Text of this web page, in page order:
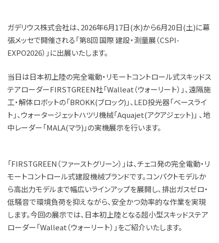
検索
JP
ガデリウス株式会社は、2026年6月17日(水)から6月20日(土)に幕
張メッセで開催される「第8回 国際 建設・測量展（CSPI-
EXPO2026）」に出展いたします。
当日は日本初上陸の完全電動・リモートコントロール式スキッドス
テアローダーFIRSTGREEN社「Walleat（ウォーリート）」、遠隔施
工・解体ロボットの「BROKK(ブロック)」、LED投光器「ベースライ
ト」、ウォータージェットハツリ機械「Aquajet(アクアジェット)」 、地
中レーダー「MALA(マラ)」の実機展示を行います。
「FIRSTGREEN（ファーストグリーン）」は、チェコ発の完全電動・リ
モートコントロール式建設機械ブランドです。コンパクトモデルか
ら高出力モデルまで幅広いラインアップを展開し、排出ガスゼロ・
低騒音で環境負荷を抑えながら、安全かつ効率的な作業を実現
します。今回の展示では、日本初上陸となる超小型スキッドステア
ローダー「Walleat（ウォーリート）」をご紹介いたします。